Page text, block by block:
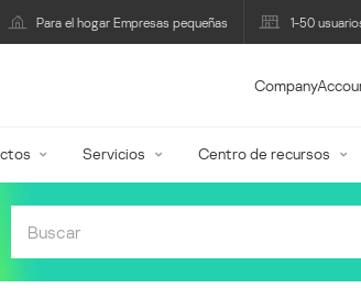
Para el hogar Empresas pequeñas 1-50
Servicios Centro de recursos